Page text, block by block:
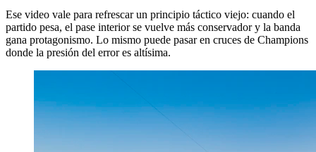
Ese video vale para refrescar un principio táctico viejo: cuando el
partido pesa, el pase interior se vuelve más conservador y la banda
gana protagonismo. Lo mismo puede pasar en cruces de Champions
donde la presión del error es altísima.